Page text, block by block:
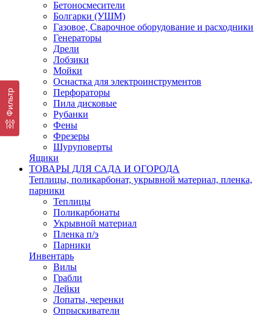
Бетоносмесители
Болгарки (УШМ)
Газовое, Сварочное оборудование и расходники
Генераторы
Дрели
Лобзики
Мойки
Оснастка для электроинструментов
Перфораторы
Пила дисковые
Рубанки
Фены
Фрезеры
Шуруповерты
Ящики
ТОВАРЫ ДЛЯ САДА И ОГОРОДА
Теплицы, поликарбонат, укрывной материал, пленка,
парники
Теплицы
Поликарбонаты
Укрывной материал
Пленка п/э
Парники
Инвентарь
Вилы
Грабли
Лейки
Лопаты, черенки
Опрыскиватели
Фильтр